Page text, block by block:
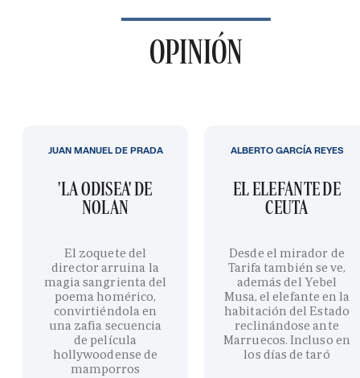
OPINIÓN
'LA ODISEA' DE
NOLAN
El zoquete del
director arruina la
magia sangrienta del
poema homérico,
convirtiéndola en
una zafia secuencia
de película
hollywoodense de
mamporros
JUAN MANUEL DE PRADA
EL ELEFANTE DE
CEUTA
Desde el mirador de
Tarifa también se ve,
además del Yebel
Musa, el elefante en la
habitación del Estado
reclinándose ante
Marruecos. Incluso en
los días de taró
ALBERTO GARCÍA REYES